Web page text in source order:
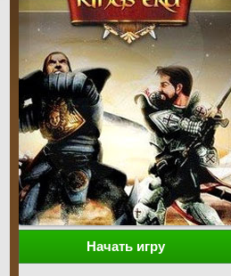
Начать игру